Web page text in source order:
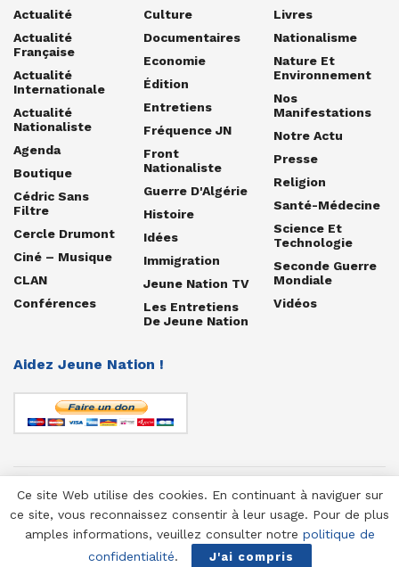
Actualité
Actualité
Française
Actualité
Internationale
Actualité
Nationaliste
Agenda
Boutique
Cédric Sans
Filtre
Cercle Drumont
Ciné – Musique
CLAN
Conférences
Culture
Documentaires
Economie
Édition
Entretiens
Fréquence JN
Front
Nationaliste
Guerre D'Algérie
Histoire
Idées
Immigration
Jeune Nation TV
Les Entretiens
De Jeune Nation
Livres
Nationalisme
Nature Et
Environnement
Nos
Manifestations
Notre Actu
Presse
Religion
Santé-Médecine
Science Et
Technologie
Seconde Guerre
Mondiale
Vidéos
Aidez Jeune Nation !
© 1958-2025 Jeune Nation
Ce site Web utilise des cookies. En continuant à naviguer sur
ce site, vous reconnaissez consentir à leur usage. Pour de plus
amples informations, veuillez consulter notre politique de
confidentialité. J'ai compris